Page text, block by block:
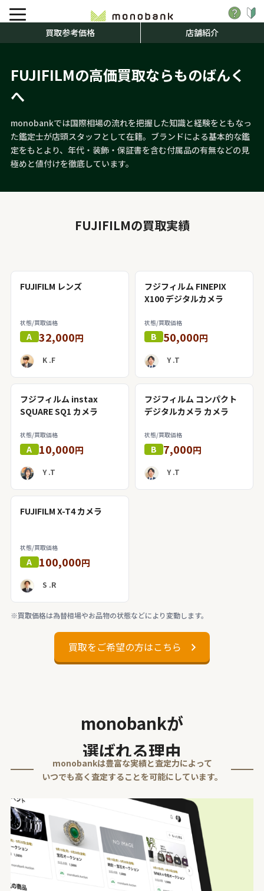
買取参考価格 店舗紹介
FUJIFILMの高価買取ならものばんく
へ
monobankでは国際相場の流れを把握した知識と経験をともなっ
た鑑定士が店頭スタッフとして在籍。ブランドによる基本的な鑑
定をもとより、年代・装飾・保証書を含む付属品の有無などの見
極めと値付けを徹底しています。
FUJIFILMの買取実績
FUJIFILM レンズ
状態/買取価格
A 32,000円
K .F
フジフィルム FINEPIX
X100 デジタルカメラ
状態/買取価格
B 50,000円
Y .T
フジフィルム instax
SQUARE SQ1 カメラ
状態/買取価格
A 10,000円
Y .T
フジフィルム コンパクト
デジタルカメラ カメラ
状態/買取価格
B 7,000円
Y .T
FUJIFILM X-T4 カメラ
状態/買取価格
A 100,000円
S .R
※買取価格は為替相場やお品物の状態などにより変動します。
買取をご希望の方はこちら
monobankが
選ばれる理由
monobankは豊富な実績と査定力によって
いつでも高く査定することを可能にしています。